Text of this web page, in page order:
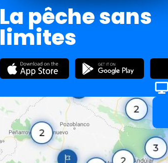
La pêche sans
limites